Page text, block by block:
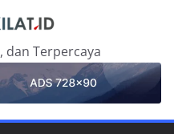
dan Terpercaya